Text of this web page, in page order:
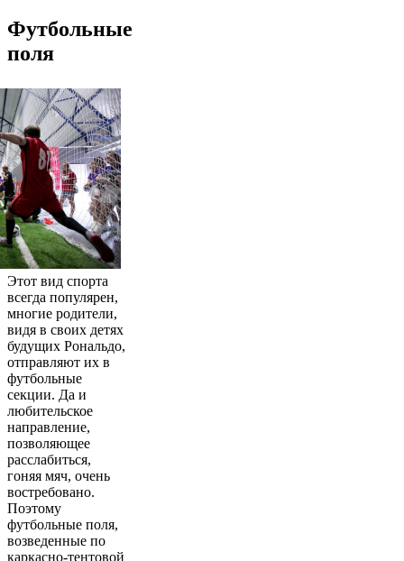
Футбольные
поля
Этот вид спорта
всегда популярен,
многие родители,
видя в своих детях
будущих Рональдо,
отправляют их в
футбольные
секции. Да и
любительское
направление,
позволяющее
расслабиться,
гоняя мяч, очень
востребовано.
Поэтому
футбольные поля,
возведенные по
каркасно-тентовой